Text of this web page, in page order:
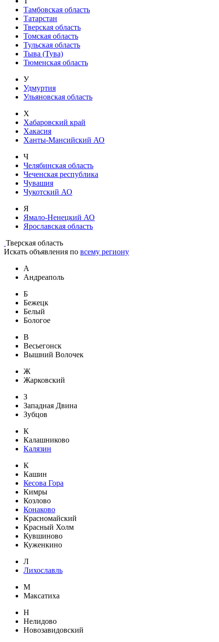
Тамбовская область
Татарстан
Тверская область
Томская область
Тульская область
Тыва (Тува)
Тюменская область
У
Удмуртия
Ульяновская область
Х
Хабаровский край
Хакасия
Ханты-Мансийский АО
Ч
Челябинская область
Чеченская республика
Чувашия
Чукотский АО
Я
Ямало-Ненецкий АО
Ярославская область
Тверская область
Искать объявления по всему региону
А
Андреаполь
Б
Бежецк
Белый
Бологое
В
Весьегонск
Вышний Волочек
Ж
Жарковский
З
Западная Двина
Зубцов
К
Калашниково
Калязин
К
Кашин
Кесова Гора
Кимры
Козлово
Конаково
Красномайский
Красный Холм
Кувшиново
Куженкино
Л
Лихославль
М
Максатиха
Н
Нелидово
Новозавидовский